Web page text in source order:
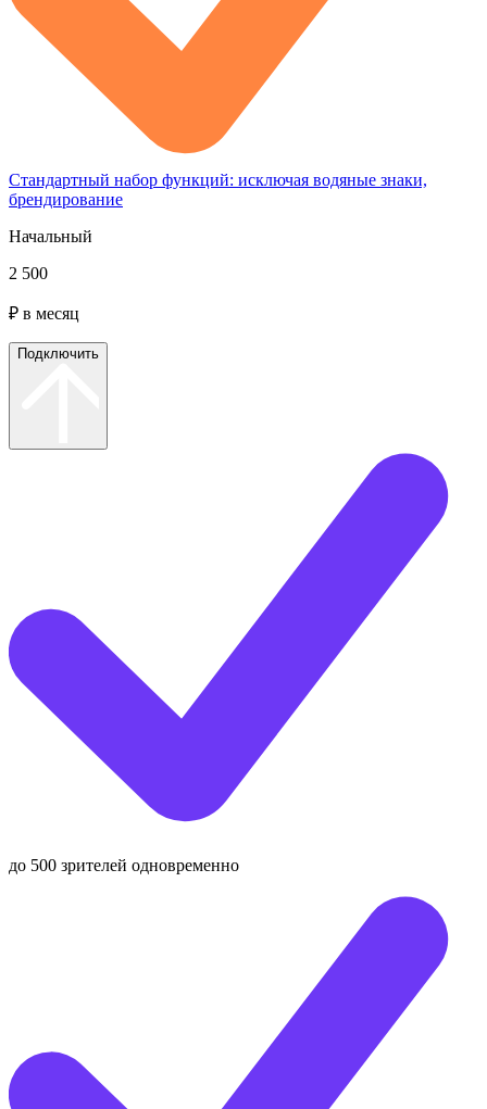
Стандартный набор функций: исключая водяные знаки,
брендирование
Начальный
2 500
₽ в месяц
Подключить
до 500 зрителей одновременно